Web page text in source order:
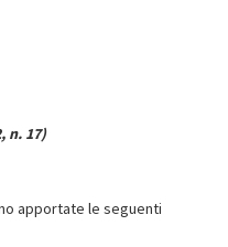
n. 17)
apportate le seguenti